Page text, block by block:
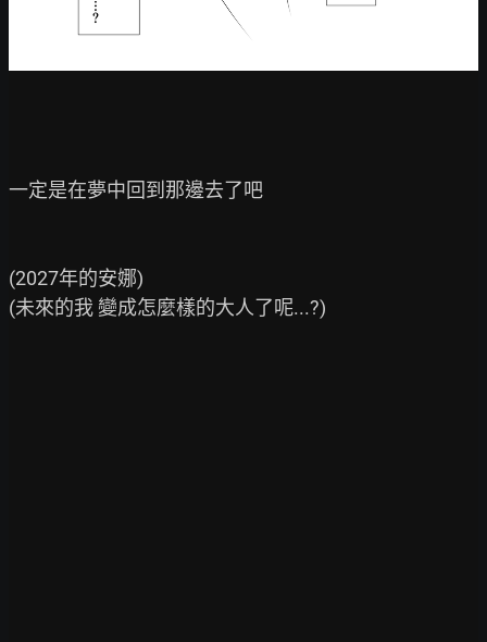
一定是在夢中回到那邊去了吧
(2027年的安娜)
(未來的我 變成怎麼樣的大人了呢...?)